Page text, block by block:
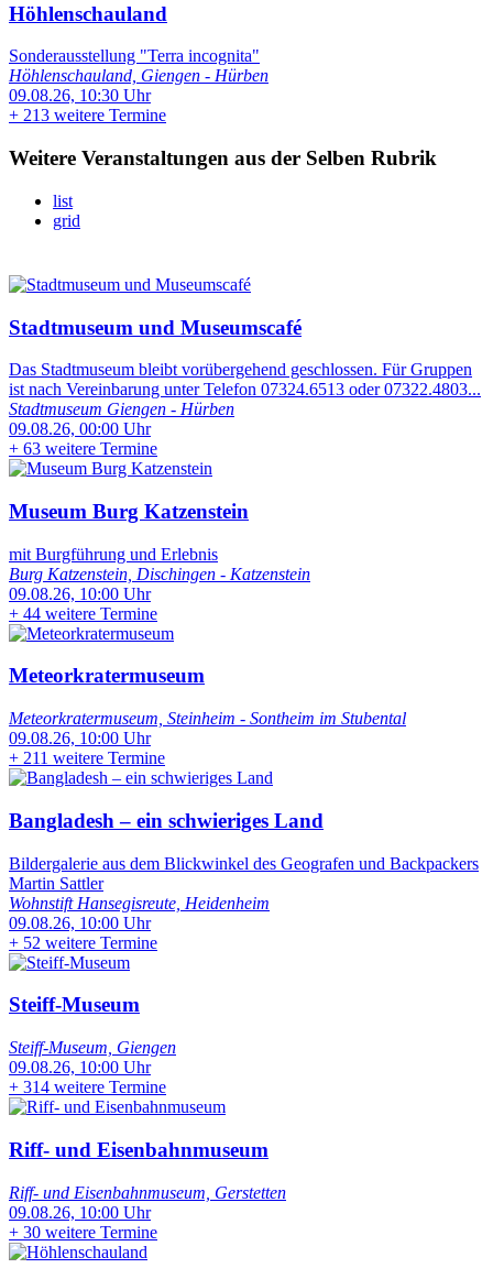
Höhlenschauland
Sonderausstellung "Terra incognita"
Höhlenschauland, Giengen - Hürben
09.08.26, 10:30 Uhr
+ 213 weitere Termine
Weitere Veranstaltungen aus der Selben Rubrik
list
grid
Stadtmuseum und Museumscafé
Das Stadtmuseum bleibt vorübergehend geschlossen. Für Gruppen
ist nach Vereinbarung unter Telefon 07324.6513 oder 07322.4803...
Stadtmuseum Giengen - Hürben
09.08.26, 00:00 Uhr
+ 63 weitere Termine
Museum Burg Katzenstein
mit Burgführung und Erlebnis
Burg Katzenstein, Dischingen - Katzenstein
09.08.26, 10:00 Uhr
+ 44 weitere Termine
Meteorkratermuseum
Meteorkratermuseum, Steinheim - Sontheim im Stubental
09.08.26, 10:00 Uhr
+ 211 weitere Termine
Bangladesh – ein schwieriges Land
Bildergalerie aus dem Blickwinkel des Geografen und Backpackers
Martin Sattler
Wohnstift Hansegisreute, Heidenheim
09.08.26, 10:00 Uhr
+ 52 weitere Termine
Steiff-Museum
Steiff-Museum, Giengen
09.08.26, 10:00 Uhr
+ 314 weitere Termine
Riff- und Eisenbahnmuseum
Riff- und Eisenbahnmuseum, Gerstetten
09.08.26, 10:00 Uhr
+ 30 weitere Termine